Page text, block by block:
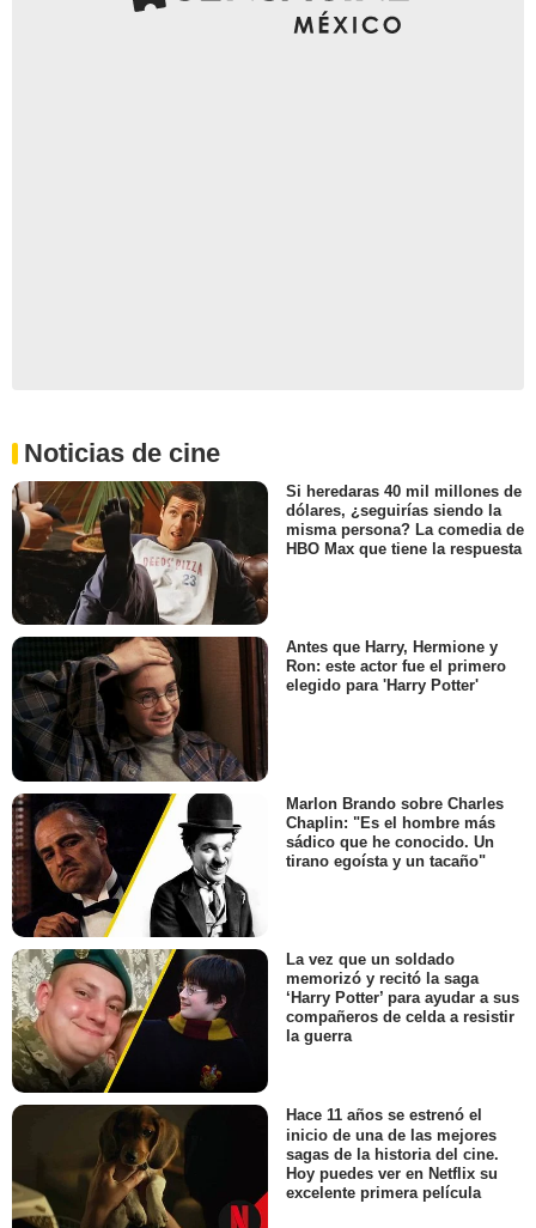
Noticias de cine
Si heredaras 40 mil millones de
dólares, ¿seguirías siendo la
misma persona? La comedia de
HBO Max que tiene la respuesta
Antes que Harry, Hermione y
Ron: este actor fue el primero
elegido para 'Harry Potter'
Marlon Brando sobre Charles
Chaplin: "Es el hombre más
sádico que he conocido. Un
tirano egoísta y un tacaño"
La vez que un soldado
memorizó y recitó la saga
‘Harry Potter’ para ayudar a sus
compañeros de celda a resistir
la guerra
Hace 11 años se estrenó el
inicio de una de las mejores
sagas de la historia del cine.
Hoy puedes ver en Netflix su
excelente primera película